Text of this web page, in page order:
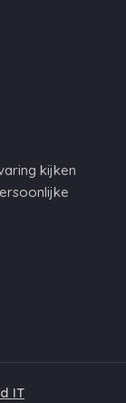
kijken
IT